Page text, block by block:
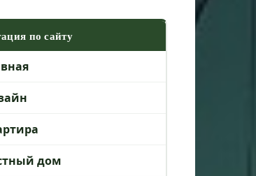
по сайту
дом